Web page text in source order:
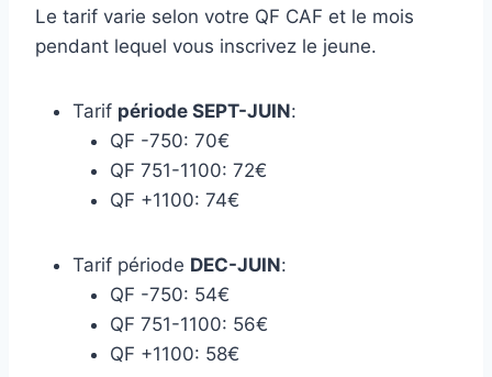
Le tarif varie selon votre QF CAF et le mois
pendant lequel vous inscrivez le jeune.
Tarif période SEPT-JUIN:
QF -750: 70€
QF 751-1100: 72€
QF +1100: 74€
Tarif période DEC-JUIN:
QF -750: 54€
QF 751-1100: 56€
QF +1100: 58€